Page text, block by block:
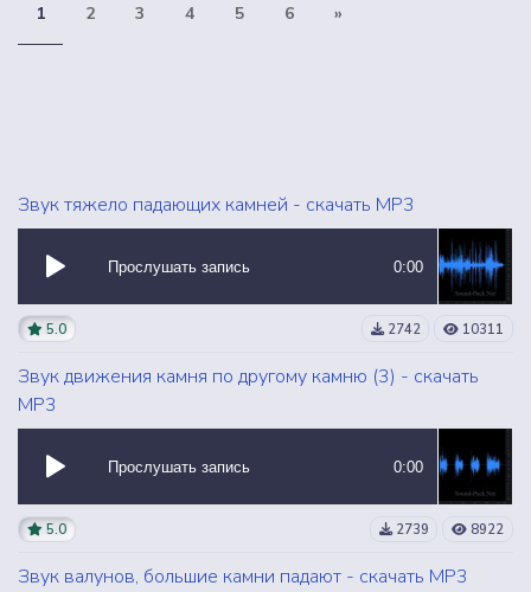
1 2 3 4 5 6 »
Звук тяжело падающих камней - скачать MP3
Прослушать запись 0:00
5.0 2742 10311
Звук движения камня по другому камню (3) - скачать
MP3
Прослушать запись 0:00
5.0 2739 8922
Звук валунов, большие камни падают - скачать MP3